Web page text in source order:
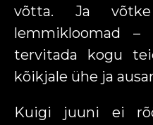
võtta. Ja
lemmikloomad
tervitada kogu
kõikjale ühe ja
Kuigi juuni ei